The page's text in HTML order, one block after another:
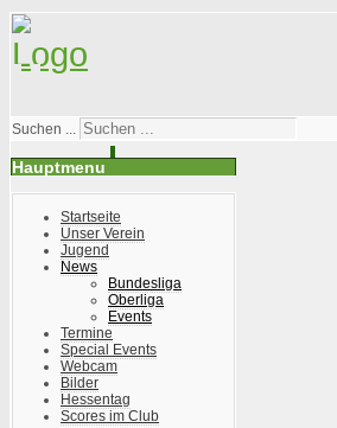
Suchen ...
Hauptmenu
Startseite
Unser Verein
Jugend
News
Bundesliga
Oberliga
Events
Termine
Special Events
Webcam
Bilder
Hessentag
Scores im Club